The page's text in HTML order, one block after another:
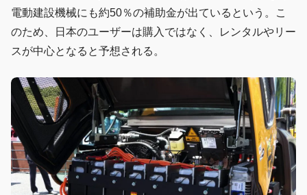
電動建設機械にも約50％の補助金が出ているという。こ
のため、日本のユーザーは購入ではなく、レンタルやリー
スが中心となると予想される。